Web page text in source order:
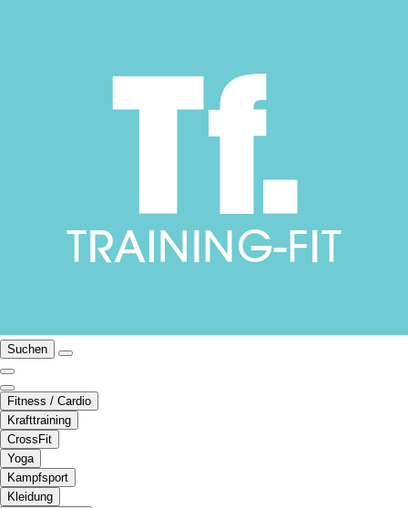
Suchen
Fitness / Cardio
Krafttraining
CrossFit
Yoga
Kampfsport
Kleidung